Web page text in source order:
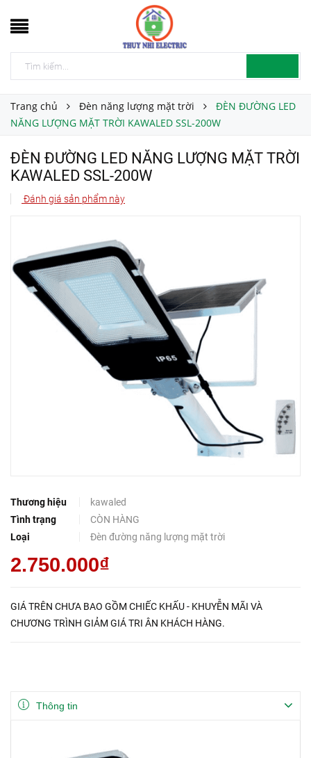
Trang chủ Đèn năng lượng mặt trời
ĐÈN ĐƯỜNG LED
NĂNG LƯỢNG MẶT TRỜI KAWALED SSL-200W
ĐÈN ĐƯỜNG LED NĂNG LƯỢNG MẶT TRỜI
KAWALED SSL-200W
Đánh giá sản phẩm này
Thương hiệu
kawaled
Tình trạng
CÒN HÀNG
Loại
Đèn đường năng lượng mặt trời
2.750.000₫
GIÁ TRÊN CHƯA BAO GỒM CHIẾC KHẤU - KHUYỄN MÃI VÀ
CHƯƠNG TRÌNH GIẢM GIÁ TRI ÂN KHÁCH HÀNG.
Thông tin